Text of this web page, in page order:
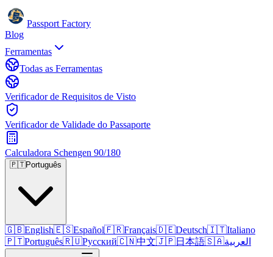
Passport Factory
Blog
Ferramentas
Todas as Ferramentas
Verificador de Requisitos de Visto
Verificador de Validade do Passaporte
Calculadora Schengen 90/180
🇵🇹Português
🇬🇧English🇪🇸Español🇫🇷Français🇩🇪Deutsch🇮🇹Italiano
🇵🇹Português🇷🇺Русский🇨🇳中文🇯🇵日本語🇸🇦العربية